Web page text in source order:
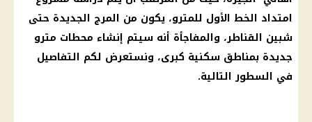
امتداد الخط الأول للمترو، يكون من المرج الجديدة حتى
شبين القناطر، والمفاجأة أنه سيتم إنشاء محطات مترو
جديدة بمناطق سكنية كبرى، ونستعرض لكم التفاصيل
في السطور التالية.